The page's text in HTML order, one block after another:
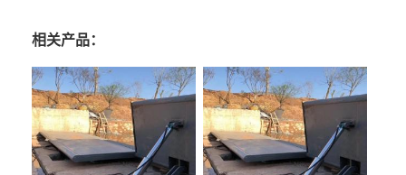
相关产品：